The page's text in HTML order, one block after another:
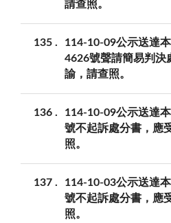
請查照。
135
114-10-09公示送達
4626號聲請簡易判決
諭，請查照。
136
114-10-09公示送達
號不起訴處分書，應
照。
137
114-10-03公示送達
號不起訴處分書，應
照。